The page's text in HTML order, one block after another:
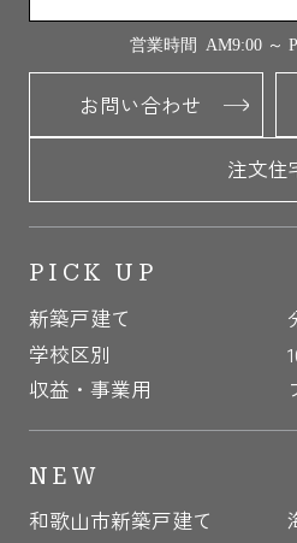
営業時間 AM9:00 ～
お問い合わせ
注文住
PICK UP
新築戸建て
学校区別
収益・事業用
NEW
和歌山市新築戸建て